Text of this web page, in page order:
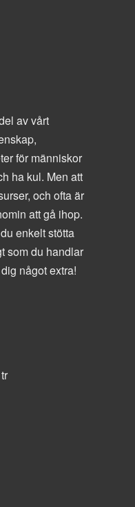
av vårt
för människor
ha kul. Men att
och ofta är
att gå ihop.
enkelt stötta
som du handlar
något extra!